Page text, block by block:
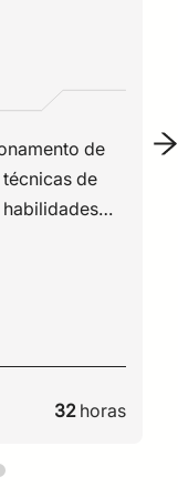
de
de
a
32 horas